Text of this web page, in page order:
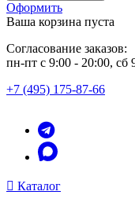
Оформить
Ваша корзина пуста
Согласование заказов:
пн-пт с 9:00 - 20:00, сб
+7 (495) 175-87-66
Каталог